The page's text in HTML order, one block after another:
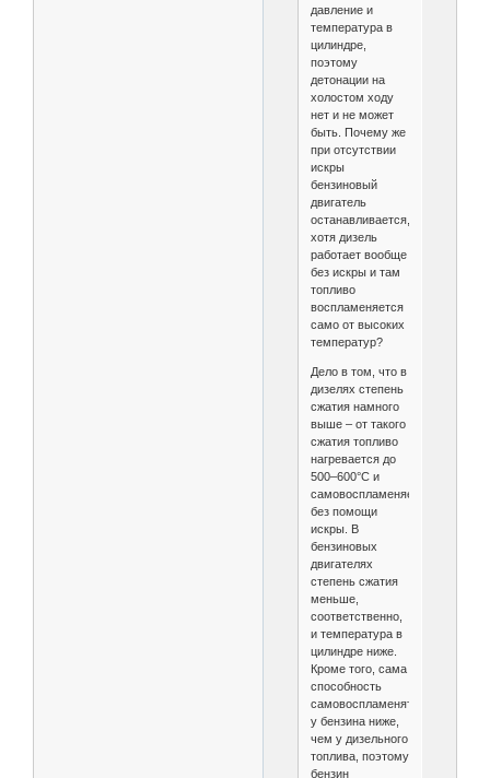
давление и
температура в
цилиндре,
поэтому
детонации на
холостом ходу
нет и не может
быть. Почему же
при отсутствии
искры
бензиновый
двигатель
останавливается,
хотя дизель
работает вообще
без искры и там
топливо
воспламеняется
само от высоких
температур?
Дело в том, что в
дизелях степень
сжатия намного
выше – от такого
сжатия топливо
нагревается до
500–600°С и
самовоспламеняется
без помощи
искры. В
бензиновых
двигателях
степень сжатия
меньше,
соответственно,
и температура в
цилиндре ниже.
Кроме того, сама
способность
самовоспламеняться
у бензина ниже,
чем у дизельного
топлива, поэтому
бензин